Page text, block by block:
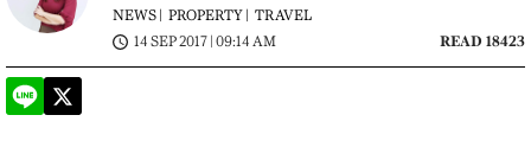
NEWS | PROPERTY |
TRAVEL
14 SEP 2017 | 09:14 AM
READ 18423